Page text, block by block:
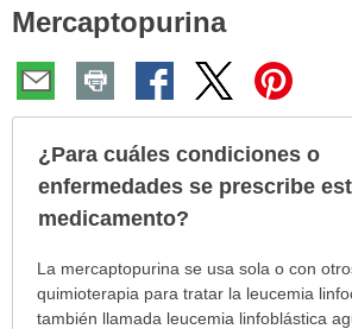
aquí:
Mercaptopurina
¿Para cuáles condiciones o
enfermedades se prescribe
medicamento?
¿Para
cuáles
condiciones
La mercaptopurina se usa sola o con
quimioterapia para tratar la leucemia
también llamada leucemia linfoblástica